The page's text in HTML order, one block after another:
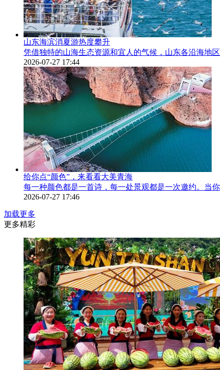
山东海滨消夏游热度攀升
凭借独特的山海生态资源和宜人的气候，山东各沿海地
2026-07-27 17:44
给你点“颜色”，来看看大美青海
每一种颜色都是一首诗，每一处景观都是一次邀约。当
2026-07-27 17:46
加载更多
更多精彩